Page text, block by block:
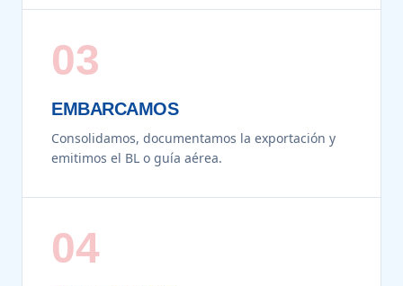
03
EMBARCAMOS
Consolidamos, documentamos la exportación y
emitimos el BL o guía aérea.
04